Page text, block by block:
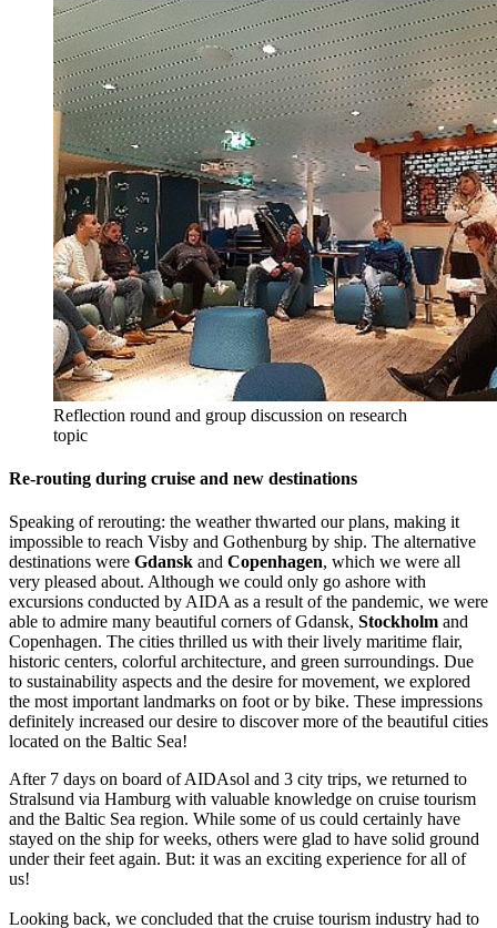
Reflection round and group discussion on research
topic
Re-rou­ting du­ring crui­se and new de­sti­na­ti­ons
Speaking of rerouting: the weather thwarted our plans, making it
impossible to reach Visby and Gothenburg by ship. The alternative
destinations were Gdansk and Copenhagen, which we were all
very pleased about. Although we could only go ashore with
excursions conducted by AIDA as a result of the pandemic, we were
able to admire many beautiful corners of Gdansk, Stockholm and
Copenhagen. The cities thrilled us with their lively maritime flair,
historic centers, colorful architecture, and green surroundings. Due
to sustainability aspects and the desire for movement, we explored
the most important landmarks on foot or by bike. These impressions
definitely increased our desire to discover more of the beautiful cities
located on the Baltic Sea!
After 7 days on board of AIDAsol and 3 city trips, we returned to
Stralsund via Hamburg with valuable knowledge on cruise tourism
and the Baltic Sea region. While some of us could certainly have
stayed on the ship for weeks, others were glad to have solid ground
under their feet again. But: it was an exciting experience for all of
us!
Looking back, we concluded that the cruise tourism industry had to